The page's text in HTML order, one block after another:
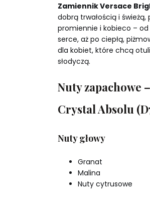
Zamiennik Versace
dobrą trwałością i
promiennie i kobieco –
serce, aż po ciepłą,
dla kobiet, które chcą
słodyczą.
Nuty zapachowe
Crystal Absolu
Nuty głowy
Granat
Malina
Nuty cytrusowe